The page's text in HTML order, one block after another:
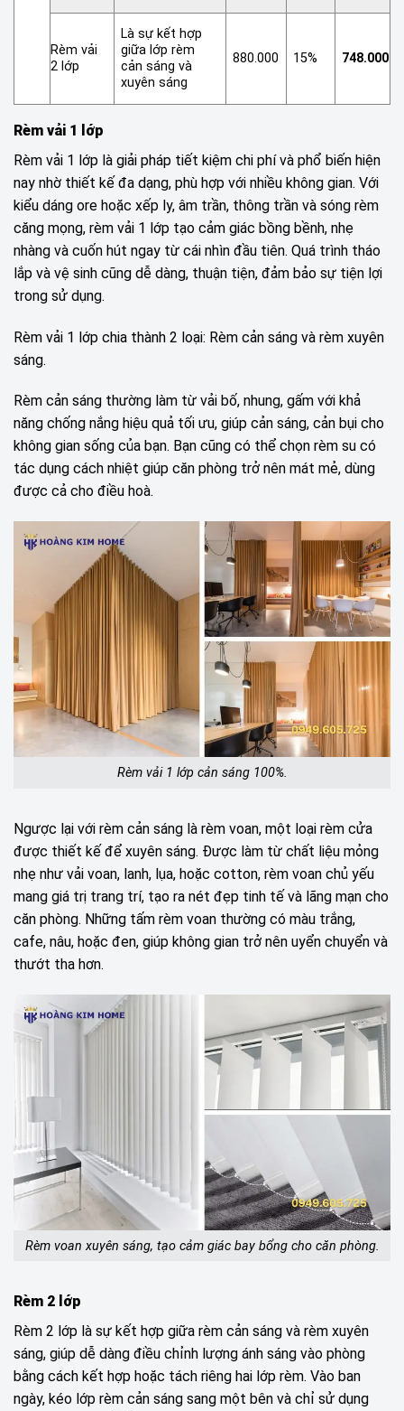
Rèm vải
2 lớp
Là sự kết hợp
giữa lớp rèm
cản sáng và
xuyên sáng
880.000 15% 748.000
Rèm vải 1 lớp
Rèm vải 1 lớp là giải pháp tiết kiệm chi phí và phổ biến hiện
nay nhờ thiết kế đa dạng, phù hợp với nhiều không gian. Với
kiểu dáng ore hoặc xếp ly, âm trần, thông trần và sóng rèm
căng mọng, rèm vải 1 lớp tạo cảm giác bồng bềnh, nhẹ
nhàng và cuốn hút ngay từ cái nhìn đầu tiên. Quá trình tháo
lắp và vệ sinh cũng dễ dàng, thuận tiện, đảm bảo sự tiện lợi
trong sử dụng.
Rèm vải 1 lớp chia thành 2 loại: Rèm cản sáng và rèm xuyên
sáng.
Rèm cản sáng thường làm từ vải bố, nhung, gấm với khả
năng chống nắng hiệu quả tối ưu, giúp cản sáng, cản bụi cho
không gian sống của bạn. Bạn cũng có thể chọn rèm su có
tác dụng cách nhiệt giúp căn phòng trở nên mát mẻ, dùng
được cả cho điều hoà.
Rèm vải 1 lớp cản sáng 100%.
Ngược lại với rèm cản sáng là rèm voan, một loại rèm cửa
được thiết kế để xuyên sáng. Được làm từ chất liệu mỏng
nhẹ như vải voan, lanh, lụa, hoặc cotton, rèm voan chủ yếu
mang giá trị trang trí, tạo ra nét đẹp tinh tế và lãng mạn cho
căn phòng. Những tấm rèm voan thường có màu trắng,
cafe, nâu, hoặc đen, giúp không gian trở nên uyển chuyển và
thướt tha hơn.
Rèm voan xuyên sáng, tạo cảm giác bay bổng cho căn phòng.
Rèm 2 lớp
Rèm 2 lớp là sự kết hợp giữa rèm cản sáng và rèm xuyên
sáng, giúp dễ dàng điều chỉnh lượng ánh sáng vào phòng
bằng cách kết hợp hoặc tách riêng hai lớp rèm. Vào ban
ngày, kéo lớp rèm cản sáng sang một bên và chỉ sử dụng